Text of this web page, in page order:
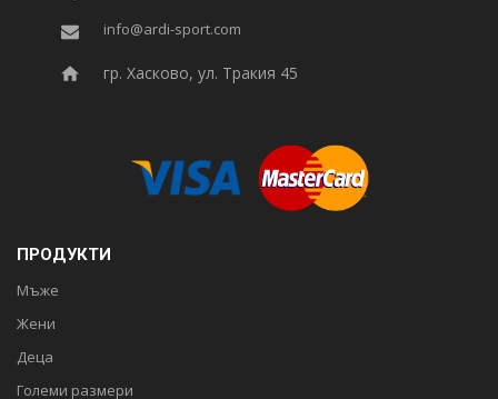
info@ardi-sport.com
гр. Хасково, ул. Тракия 45
ПРОДУКТИ
Мъже
Жени
Деца
Големи размери